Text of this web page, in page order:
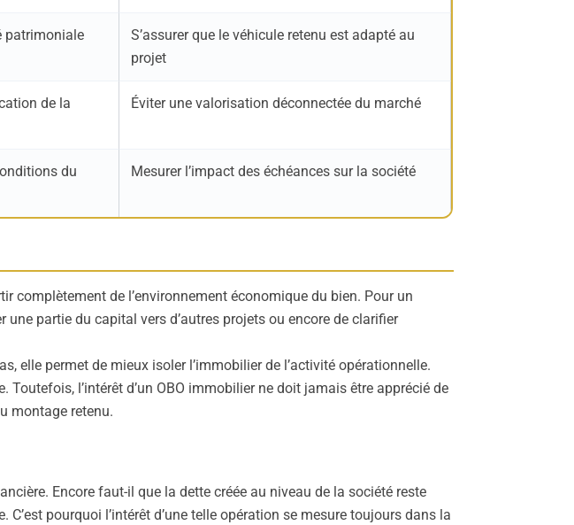
patrimoniale
S’assurer que le véhicule retenu est adapté au
projet
de la
Éviter une valorisation déconnectée du marché
du
Mesurer l’impact des échéances sur la société
complètement de l’environnement économique du bien. Pour un
partie du capital vers d’autres projets ou encore de clarifier
elle permet de mieux isoler l’immobilier de l’activité opérationnelle.
l’intérêt d’un OBO immobilier ne doit jamais être apprécié de
montage retenu.
Encore faut-il que la dette créée au niveau de la société reste
pourquoi l’intérêt d’une telle opération se mesure toujours dans la